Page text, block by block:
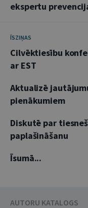
ekspertu
ĪSZIŅAS
Cilvēktiesību
ar EST
Aktualizē
pienākumiem
Diskutē par
paplašināšanu
Īsumā...
AUTORU KATALOGS